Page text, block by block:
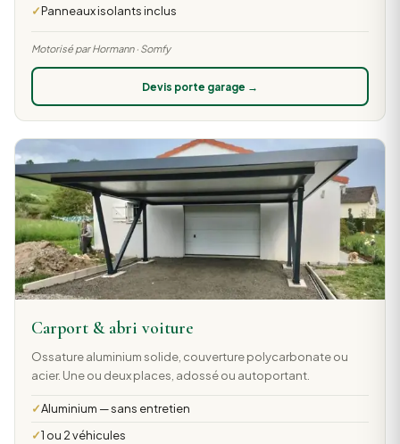
Panneaux isolants inclus
Motorisé par Hormann · Somfy
Devis porte garage →
Carport & abri voiture
Ossature aluminium solide, couverture polycarbonate ou
acier. Une ou deux places, adossé ou autoportant.
Aluminium — sans entretien
1 ou 2 véhicules